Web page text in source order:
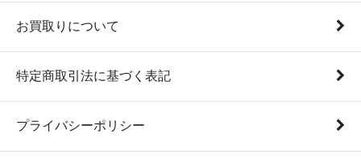
お買取りについて
特定商取引法に基づく表記
プライバシーポリシー